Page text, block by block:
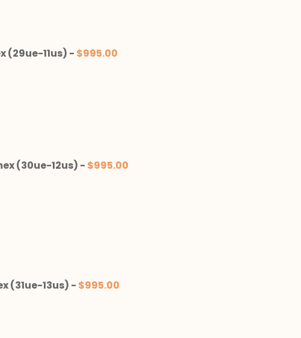
(29ue-11us) - $995.00
(30ue-12us) - $995.00
(31ue-13us) - $995.00